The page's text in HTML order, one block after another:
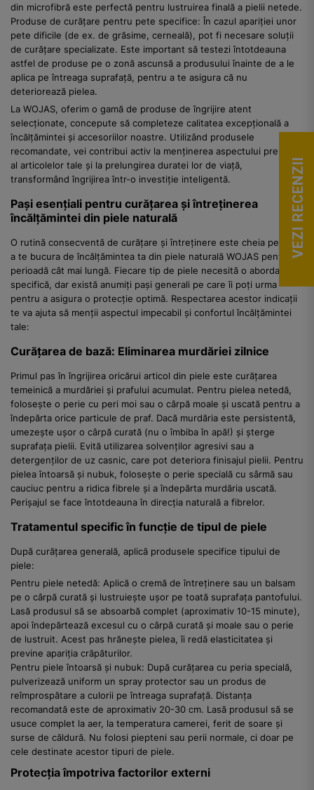
din microfibră este perfectă pentru lustruirea finală a pielii netede.
Produse de curățare pentru pete specifice: În cazul apariției unor
pete dificile (de ex. de grăsime, cerneală), pot fi necesare soluții
de curățare specializate. Este important să testezi întotdeauna
astfel de produse pe o zonă ascunsă a produsului înainte de a le
aplica pe întreaga suprafață, pentru a te asigura că nu
deteriorează pielea.
La WOJAS, oferim o gamă de produse de îngrijire atent
selecționate, concepute să completeze calitatea excepțională a
încălțămintei și accesoriilor noastre. Utilizând produsele
recomandate, vei contribui activ la menținerea aspectului premium
al articolelor tale și la prelungirea duratei lor de viață,
transformând îngrijirea într-o investiție inteligentă.
Pași esențiali pentru curățarea și întreținerea
încălțămintei din piele naturală
O rutină consecventă de curățare și întreținere este cheia pentru
a te bucura de încălțămintea ta din piele naturală WOJAS pentru o
perioadă cât mai lungă. Fiecare tip de piele necesită o abordare
specifică, dar există anumiți pași generali pe care îi poți urma
pentru a asigura o protecție optimă. Respectarea acestor indicații
te va ajuta să menții aspectul impecabil și confortul încălțămintei
tale:
Curățarea de bază: Eliminarea murdăriei zilnice
Primul pas în îngrijirea oricărui articol din piele este curățarea
temeinică a murdăriei și prafului acumulat. Pentru pielea netedă,
folosește o perie cu peri moi sau o cârpă moale și uscată pentru a
îndepărta orice particule de praf. Dacă murdăria este persistentă,
umezește ușor o cârpă curată (nu o îmbiba în apă!) și șterge
suprafața pielii. Evită utilizarea solvenților agresivi sau a
detergenților de uz casnic, care pot deteriora finisajul pielii. Pentru
pielea întoarsă și nubuk, folosește o perie specială cu sârmă sau
cauciuc pentru a ridica fibrele și a îndepărta murdăria uscată.
Perișajul se face întotdeauna în direcția naturală a fibrelor.
Tratamentul specific în funcție de tipul de piele
După curățarea generală, aplică produsele specifice tipului de
piele:
Pentru piele netedă: Aplică o cremă de întreținere sau un balsam
pe o cârpă curată și lustruiește ușor pe toată suprafața pantofului.
Lasă produsul să se absoarbă complet (aproximativ 10-15 minute),
apoi îndepărtează excesul cu o cârpă curată și moale sau o perie
de lustruit. Acest pas hrănește pielea, îi redă elasticitatea și
previne apariția crăpăturilor.
Pentru piele întoarsă și nubuk: După curățarea cu peria specială,
pulverizează uniform un spray protector sau un produs de
reîmprospătare a culorii pe întreaga suprafață. Distanța
recomandată este de aproximativ 20-30 cm. Lasă produsul să se
usuce complet la aer, la temperatura camerei, ferit de soare și
surse de căldură. Nu folosi piepteni sau perii normale, ci doar pe
cele destinate acestor tipuri de piele.
Protecția împotriva factorilor externi
VEZI RECENZII